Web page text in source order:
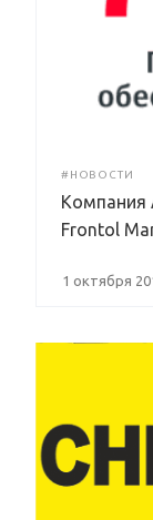
#НОВОСТИ
Компания
Frontol
1 октября